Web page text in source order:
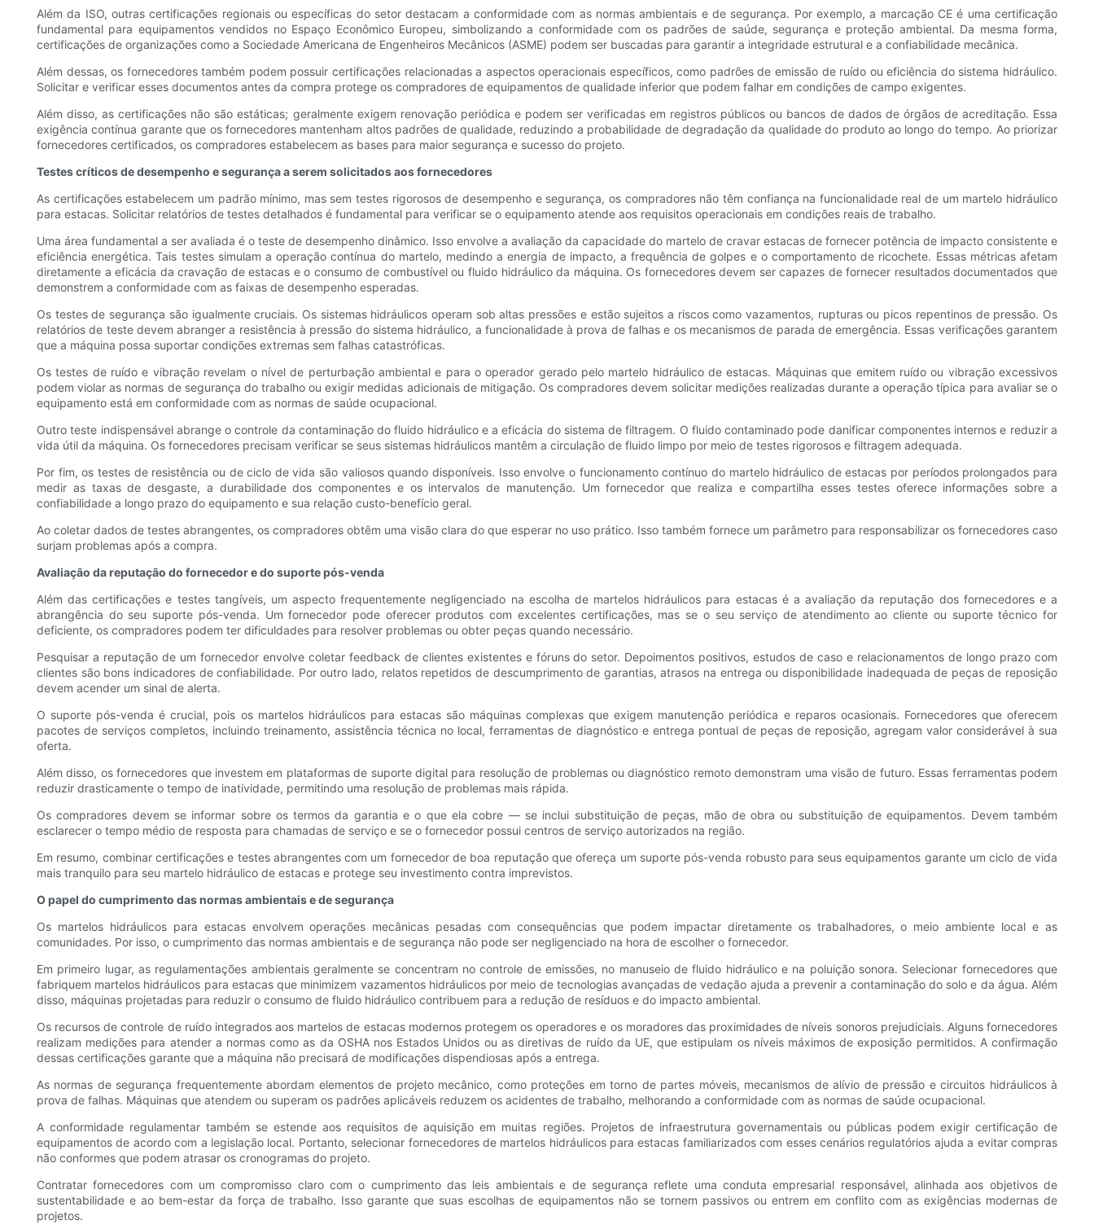
Além da ISO, outras certificações regionais ou específicas do setor destacam a conformidade com as normas ambientais e de segurança. Por exemplo, a marcação CE é uma certificação
fundamental para equipamentos vendidos no Espaço Econômico Europeu, simbolizando a conformidade com os padrões de saúde, segurança e proteção ambiental. Da mesma forma,
certificações de organizações como a Sociedade Americana de Engenheiros Mecânicos (ASME) podem ser buscadas para garantir a integridade estrutural e a confiabilidade mecânica.
Além dessas, os fornecedores também podem possuir certificações relacionadas a aspectos operacionais específicos, como padrões de emissão de ruído ou eficiência do sistema hidráulico.
Solicitar e verificar esses documentos antes da compra protege os compradores de equipamentos de qualidade inferior que podem falhar em condições de campo exigentes.
Além disso, as certificações não são estáticas; geralmente exigem renovação periódica e podem ser verificadas em registros públicos ou bancos de dados de órgãos de acreditação. Essa
exigência contínua garante que os fornecedores mantenham altos padrões de qualidade, reduzindo a probabilidade de degradação da qualidade do produto ao longo do tempo. Ao priorizar
fornecedores certificados, os compradores estabelecem as bases para maior segurança e sucesso do projeto.
Testes críticos de desempenho e segurança a serem solicitados aos fornecedores
As certificações estabelecem um padrão mínimo, mas sem testes rigorosos de desempenho e segurança, os compradores não têm confiança na funcionalidade real de um martelo hidráulico
para estacas. Solicitar relatórios de testes detalhados é fundamental para verificar se o equipamento atende aos requisitos operacionais em condições reais de trabalho.
Uma área fundamental a ser avaliada é o teste de desempenho dinâmico. Isso envolve a avaliação da capacidade do martelo de cravar estacas de fornecer potência de impacto consistente e
eficiência energética. Tais testes simulam a operação contínua do martelo, medindo a energia de impacto, a frequência de golpes e o comportamento de ricochete. Essas métricas afetam
diretamente a eficácia da cravação de estacas e o consumo de combustível ou fluido hidráulico da máquina. Os fornecedores devem ser capazes de fornecer resultados documentados que
demonstrem a conformidade com as faixas de desempenho esperadas.
Os testes de segurança são igualmente cruciais. Os sistemas hidráulicos operam sob altas pressões e estão sujeitos a riscos como vazamentos, rupturas ou picos repentinos de pressão. Os
relatórios de teste devem abranger a resistência à pressão do sistema hidráulico, a funcionalidade à prova de falhas e os mecanismos de parada de emergência. Essas verificações garantem
que a máquina possa suportar condições extremas sem falhas catastróficas.
Os testes de ruído e vibração revelam o nível de perturbação ambiental e para o operador gerado pelo martelo hidráulico de estacas. Máquinas que emitem ruído ou vibração excessivos
podem violar as normas de segurança do trabalho ou exigir medidas adicionais de mitigação. Os compradores devem solicitar medições realizadas durante a operação típica para avaliar se o
equipamento está em conformidade com as normas de saúde ocupacional.
Outro teste indispensável abrange o controle da contaminação do fluido hidráulico e a eficácia do sistema de filtragem. O fluido contaminado pode danificar componentes internos e reduzir a
vida útil da máquina. Os fornecedores precisam verificar se seus sistemas hidráulicos mantêm a circulação de fluido limpo por meio de testes rigorosos e filtragem adequada.
Por fim, os testes de resistência ou de ciclo de vida são valiosos quando disponíveis. Isso envolve o funcionamento contínuo do martelo hidráulico de estacas por períodos prolongados para
medir as taxas de desgaste, a durabilidade dos componentes e os intervalos de manutenção. Um fornecedor que realiza e compartilha esses testes oferece informações sobre a
confiabilidade a longo prazo do equipamento e sua relação custo-benefício geral.
Ao coletar dados de testes abrangentes, os compradores obtêm uma visão clara do que esperar no uso prático. Isso também fornece um parâmetro para responsabilizar os fornecedores caso
surjam problemas após a compra.
Avaliação da reputação do fornecedor e do suporte pós-venda
Além das certificações e testes tangíveis, um aspecto frequentemente negligenciado na escolha de martelos hidráulicos para estacas é a avaliação da reputação dos fornecedores e a
abrangência do seu suporte pós-venda. Um fornecedor pode oferecer produtos com excelentes certificações, mas se o seu serviço de atendimento ao cliente ou suporte técnico for
deficiente, os compradores podem ter dificuldades para resolver problemas ou obter peças quando necessário.
Pesquisar a reputação de um fornecedor envolve coletar feedback de clientes existentes e fóruns do setor. Depoimentos positivos, estudos de caso e relacionamentos de longo prazo com
clientes são bons indicadores de confiabilidade. Por outro lado, relatos repetidos de descumprimento de garantias, atrasos na entrega ou disponibilidade inadequada de peças de reposição
devem acender um sinal de alerta.
O suporte pós-venda é crucial, pois os martelos hidráulicos para estacas são máquinas complexas que exigem manutenção periódica e reparos ocasionais. Fornecedores que oferecem
pacotes de serviços completos, incluindo treinamento, assistência técnica no local, ferramentas de diagnóstico e entrega pontual de peças de reposição, agregam valor considerável à sua
oferta.
Além disso, os fornecedores que investem em plataformas de suporte digital para resolução de problemas ou diagnóstico remoto demonstram uma visão de futuro. Essas ferramentas podem
reduzir drasticamente o tempo de inatividade, permitindo uma resolução de problemas mais rápida.
Os compradores devem se informar sobre os termos da garantia e o que ela cobre — se inclui substituição de peças, mão de obra ou substituição de equipamentos. Devem também
esclarecer o tempo médio de resposta para chamadas de serviço e se o fornecedor possui centros de serviço autorizados na região.
Em resumo, combinar certificações e testes abrangentes com um fornecedor de boa reputação que ofereça um suporte pós-venda robusto para seus equipamentos garante um ciclo de vida
mais tranquilo para seu martelo hidráulico de estacas e protege seu investimento contra imprevistos.
O papel do cumprimento das normas ambientais e de segurança
Os martelos hidráulicos para estacas envolvem operações mecânicas pesadas com consequências que podem impactar diretamente os trabalhadores, o meio ambiente local e as
comunidades. Por isso, o cumprimento das normas ambientais e de segurança não pode ser negligenciado na hora de escolher o fornecedor.
Em primeiro lugar, as regulamentações ambientais geralmente se concentram no controle de emissões, no manuseio de fluido hidráulico e na poluição sonora. Selecionar fornecedores que
fabriquem martelos hidráulicos para estacas que minimizem vazamentos hidráulicos por meio de tecnologias avançadas de vedação ajuda a prevenir a contaminação do solo e da água. Além
disso, máquinas projetadas para reduzir o consumo de fluido hidráulico contribuem para a redução de resíduos e do impacto ambiental.
Os recursos de controle de ruído integrados aos martelos de estacas modernos protegem os operadores e os moradores das proximidades de níveis sonoros prejudiciais. Alguns fornecedores
realizam medições para atender a normas como as da OSHA nos Estados Unidos ou as diretivas de ruído da UE, que estipulam os níveis máximos de exposição permitidos. A confirmação
dessas certificações garante que a máquina não precisará de modificações dispendiosas após a entrega.
As normas de segurança frequentemente abordam elementos de projeto mecânico, como proteções em torno de partes móveis, mecanismos de alívio de pressão e circuitos hidráulicos à
prova de falhas. Máquinas que atendem ou superam os padrões aplicáveis ​​reduzem os acidentes de trabalho, melhorando a conformidade com as normas de saúde ocupacional.
A conformidade regulamentar também se estende aos requisitos de aquisição em muitas regiões. Projetos de infraestrutura governamentais ou públicas podem exigir certificação de
equipamentos de acordo com a legislação local. Portanto, selecionar fornecedores de martelos hidráulicos para estacas familiarizados com esses cenários regulatórios ajuda a evitar compras
não conformes que podem atrasar os cronogramas do projeto.
Contratar fornecedores com um compromisso claro com o cumprimento das leis ambientais e de segurança reflete uma conduta empresarial responsável, alinhada aos objetivos de
sustentabilidade e ao bem-estar da força de trabalho. Isso garante que suas escolhas de equipamentos não se tornem passivos ou entrem em conflito com as exigências modernas de
projetos.